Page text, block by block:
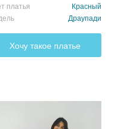
платья
Красный
Драупади
Хочу такое платье